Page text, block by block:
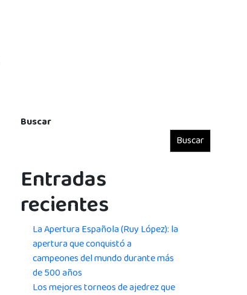
Buscar
Buscar
Entradas
recientes
La Apertura Española (Ruy López): la
apertura que conquistó a
campeones del mundo durante más
de 500 años
Los mejores torneos de ajedrez que